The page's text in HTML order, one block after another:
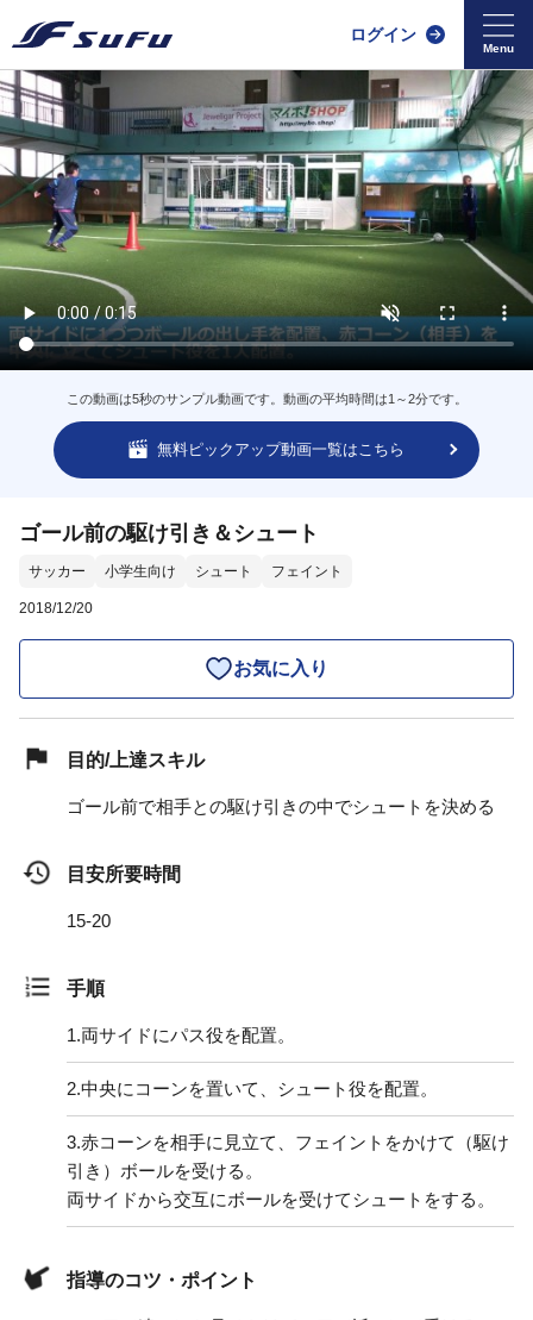
ログイン
この動画は5秒のサンプル動画です。動画の平均時間は1～2分です。
無料ピックアップ動画一覧はこちら
ゴール前の駆け引き＆シュート
サッカー 小学生向け シュート フェイント
2018/12/20
お気に入り
目的/上達スキル
ゴール前で相手との駆け引きの中でシュートを決める
目安所要時間
15-20
手順
1.両サイドにパス役を配置。
2.中央にコーンを置いて、シュート役を配置。
3.赤コーンを相手に見立て、フェイントをかけて（駆け
引き）ボールを受ける。
両サイドから交互にボールを受けてシュートをする。
指導のコツ・ポイント